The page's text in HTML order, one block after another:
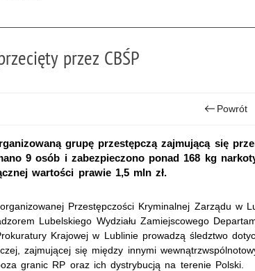
przez CBŚP
Powrót
grupę przestępczą zajmującą się
9 osób i zabezpieczono ponad 168 kg
wartości prawie 1,5 mln zł.
Przestępczości Kryminalnej Zarządu w
Lubelskiego Wydziału Zamiejscowego
Krajowej w Lublinie prowadzą śledztwo
zajmującej się między innymi
granic RP oraz ich dystrybucją na terenie Polski.